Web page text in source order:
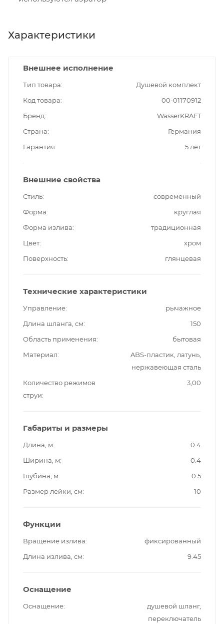
Характеристики
Внешнее исполнение
Тип товара
Душевой комплект
Код товара
00-01170912
Бренд
WasserKRAFT
Страна
Германия
Гарантия
5 лет
Внешние свойства
Стиль
современный
Форма
круглая
Форма излива
традиционная
Цвет
хром
Поверхность
глянцевая
Технические характеристики
Управление
рычажное
Длина шланга, см
150
Область применения
бытовая
Материал
ABS-пластик, латунь,
нержавеющая сталь
Количество режимов
струи
3,00
Габариты и размеры
Длина, м
0.4
Ширина, м
0.4
Глубина, м
0.5
Размер лейки, см
10
Функции
Вращение излива
фиксированный
Длина излива, см
9.45
Оснащение
Оснащение
душевой шланг,
переключатель